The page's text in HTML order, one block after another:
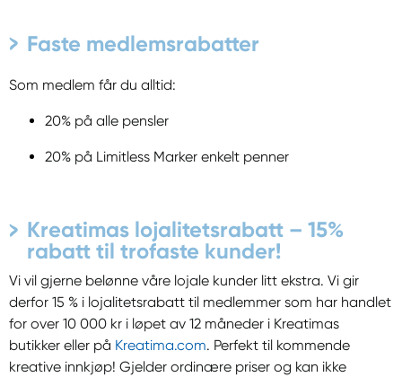
Faste medlemsrabatter
Som medlem får du alltid:
20% på alle pensler
20% på Limitless Marker enkelt penner
Kreatimas lojalitetsrabatt – 15%
rabatt til trofaste kunder!
Vi vil gjerne belønne våre lojale kunder litt ekstra. Vi gir
derfor 15 % i lojalitetsrabatt til medlemmer som har handlet
for over 10 000 kr i løpet av 12 måneder i Kreatimas
butikker eller på Kreatima.com. Perfekt til kommende
kreative innkjøp! Gjelder ordinære priser og kan ikke